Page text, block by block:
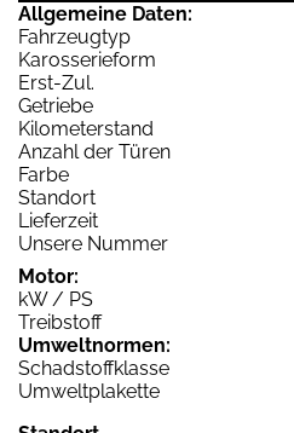
Allgemeine Daten:
Fahrzeugtyp
Karosserieform
Erst-Zul.
Getriebe
Kilometerstand
Anzahl der Türen
Farbe
Standort
Lieferzeit
Unsere Nummer
Motor:
kW / PS
Treibstoff
Umweltnormen:
Schadstoffklasse
Umweltplakette